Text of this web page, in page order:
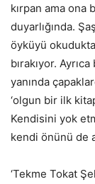
kırpan ama ona
duyarlığında.
öyküyü
bırakıyor.
yanında
‘olgun bir ilk
Kendisini yok
kendi önünü de
‘Tekme Tokat